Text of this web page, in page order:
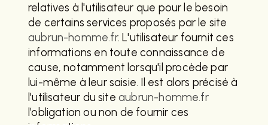
relatives à l'utilisateur que pour le besoin
de certains services proposés par le site
aubrun-homme.fr. L'utilisateur fournit ces
informations en toute connaissance de
cause, notamment lorsqu'il procède par
lui-même à leur saisie. Il est alors précisé à
l'utilisateur du siteaubrun-homme.fr
l’obligation ou non de fournir ces